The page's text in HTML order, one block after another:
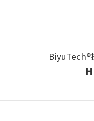
BiyuTech®️